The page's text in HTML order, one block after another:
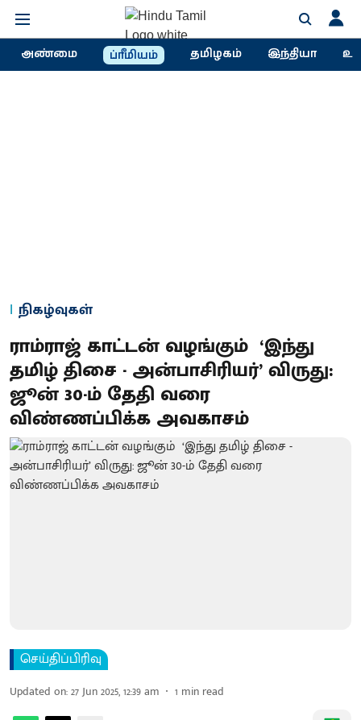
அண்மை ப்ரீமியம் தமிழகம் இந்தியா
நிகழ்வுகள்
ராம்ராஜ் காட்டன் வழங்கும் ‘இந்து
தமிழ் திசை - அன்பாசிரியர்’ விருது:
ஜூன் 30-ம் தேதி வரை
விண்ணப்பிக்க அவகாசம்
செய்திப்பிரிவு
Updated on:27 Jun 2025, 12:39 am 1 min read